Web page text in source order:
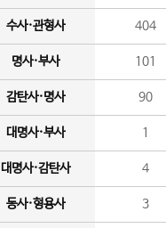
수사·관형사 404
명사·부사 101
감탄사·명사 90
대명사·부사 1
대명사·감탄사 4
동사·형용사 3